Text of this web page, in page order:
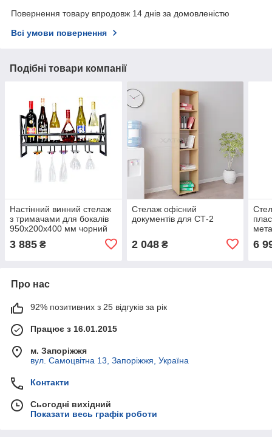
Повернення товару впродовж 14 днів за домовленістю
Всі умови повернення
Подібні товари компанії
Настінний винний стелаж
з тримачами для бокалів
950х200х400 мм чорний
3 885 ₴
Стелаж офісний
документів для СТ-2
2 048₴ 6
Про нас
92% позитивних з 25 відгуків за рік
Працює з 16.01.2015
м. Запоріжжя
вул. Самоцвітна 13, Запоріжжя, Україна
Контакти
Сьогодні вихідний
Показати весь графік роботи